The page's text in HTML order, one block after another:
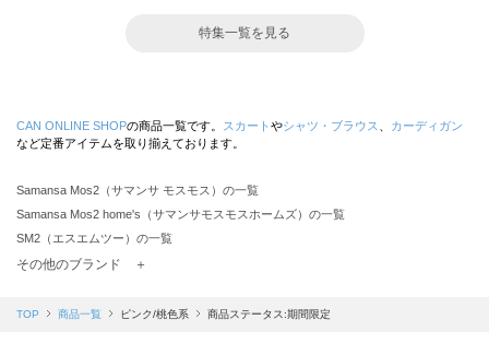
特集一覧を見る
CAN ONLINE SHOPの商品一覧です。 スカート やシャツ・ブラウス
カーディガン
など定番アイテムを取り揃えております。
Samansa Mos2（サマンサ モスモス）の一覧
Samansa Mos2 home's（サマンサモスモスホームズ）の一覧
SM2（エスエムツー）の一覧
TSUHARU by Samansa Mos2（ツハルバイサマンサモスモス）の一覧
Samansa Mos2 blue（サマンサモスモス ブルー）の一覧
その他のブランド ＋
TOP 商品一覧 ピンク/桃色系 商品ステータス:期間限定